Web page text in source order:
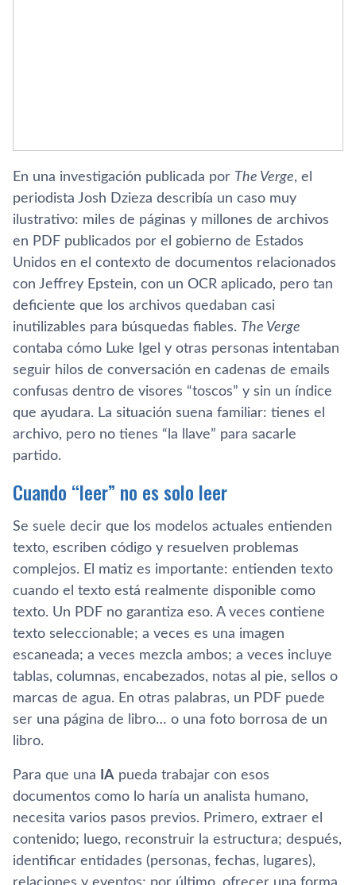
En una investigación publicada por The Verge, el
periodista Josh Dzieza describía un caso muy
ilustrativo: miles de páginas y millones de archivos
en PDF publicados por el gobierno de Estados
Unidos en el contexto de documentos relacionados
con Jeffrey Epstein, con un OCR aplicado, pero tan
deficiente que los archivos quedaban casi
inutilizables para búsquedas fiables. The Verge
contaba cómo Luke Igel y otras personas intentaban
seguir hilos de conversación en cadenas de emails
confusas dentro de visores “toscos” y sin un índice
que ayudara. La situación suena familiar: tienes el
archivo, pero no tienes “la llave” para sacarle
partido.
Cuando “leer” no es solo leer
Se suele decir que los modelos actuales entienden
texto, escriben código y resuelven problemas
complejos. El matiz es importante: entienden texto
cuando el texto está realmente disponible como
texto. Un PDF no garantiza eso. A veces contiene
texto seleccionable; a veces es una imagen
escaneada; a veces mezcla ambos; a veces incluye
tablas, columnas, encabezados, notas al pie, sellos o
marcas de agua. En otras palabras, un PDF puede
ser una página de libro… o una foto borrosa de un
libro.
Para que una IA pueda trabajar con esos
documentos como lo haría un analista humano,
necesita varios pasos previos. Primero, extraer el
contenido; luego, reconstruir la estructura; después,
identificar entidades (personas, fechas, lugares),